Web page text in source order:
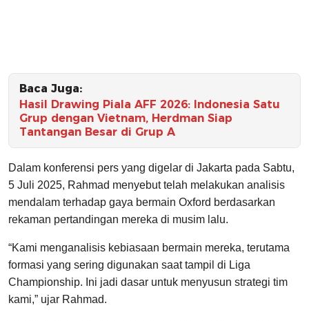
Baca Juga:
Hasil Drawing Piala AFF 2026: Indonesia Satu
Grup dengan Vietnam, Herdman Siap
Tantangan Besar di Grup A
Dalam konferensi pers yang digelar di Jakarta pada Sabtu,
5 Juli 2025, Rahmad menyebut telah melakukan analisis
mendalam terhadap gaya bermain Oxford berdasarkan
rekaman pertandingan mereka di musim lalu.
“Kami menganalisis kebiasaan bermain mereka, terutama
formasi yang sering digunakan saat tampil di Liga
Championship. Ini jadi dasar untuk menyusun strategi tim
kami,” ujar Rahmad.